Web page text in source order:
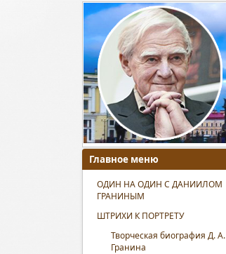
Главное меню
ОДИН НА ОДИН С ДАНИИЛОМ
ГРАНИНЫМ
ШТРИХИ К ПОРТРЕТУ
Творческая биография Д. А.
Гранина